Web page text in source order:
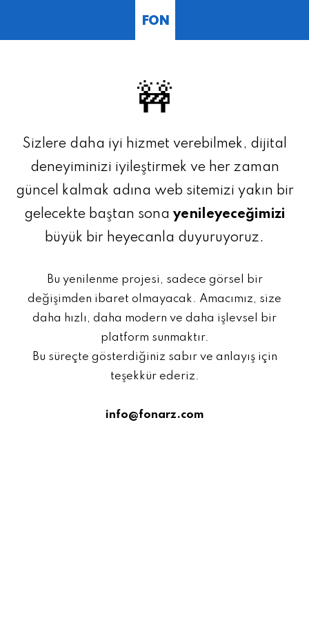
FON
🚧
Sizlere daha iyi hizmet verebilmek, dijital
deneyiminizi iyileştirmek ve her zaman
güncel kalmak adına web sitemizi yakın bir
gelecekte baştan sona yenileyeceğimizi
büyük bir heyecanla duyuruyoruz.
Bu yenilenme projesi, sadece görsel bir
değişimden ibaret olmayacak. Amacımız, size
daha hızlı, daha modern ve daha işlevsel bir
platform sunmaktır.
Bu süreçte gösterdiğiniz sabır ve anlayış için
teşekkür ederiz.
info@fonarz.com